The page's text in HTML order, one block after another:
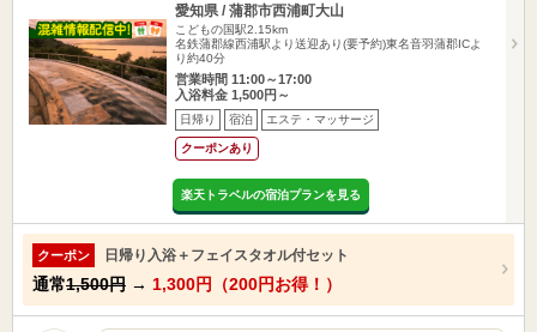
愛知県 / 蒲郡市西浦町大山
こどもの国駅2.15km
名鉄蒲郡線西浦駅より送迎あり(要予約)東名音羽蒲郡ICよ
り約40分
営業時間 11:00～17:00
入浴料金 1,500円～
日帰り 宿泊 エステ・マッサージ
クーポンあり
楽天トラベルの宿泊プランを見る
クーポン 日帰り入浴＋フェイスタオル付セット
通常1,500円 → 1,300円（200円お得！）